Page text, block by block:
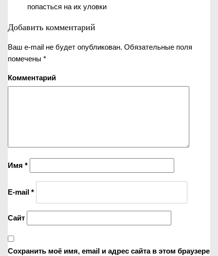
попасться на их уловки
Добавить комментарий
Ваш e-mail не будет опубликован. Обязательные поля
помечены *
Комментарий
Имя *
E-mail *
Сайт
Сохранить моё имя, email и адрес сайта в этом браузере